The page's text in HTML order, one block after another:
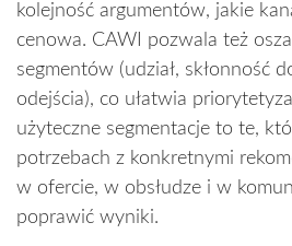
kolejność argumentów, jakie
cenowa. CAWI pozwala też
segmentów (udział, skłonność
odejścia), co ułatwia
użyteczne segmentacje to te,
potrzebach z konkretnymi
w ofercie, w obsłudze i w
poprawić wyniki.